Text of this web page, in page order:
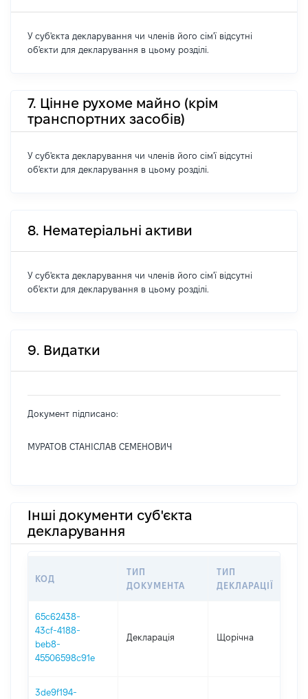
У суб'єкта декларування чи членів його сім'ї відсутні
об'єкти для декларування в цьому розділі.
7. Цінне рухоме майно (крім
транспортних засобів)
У суб'єкта декларування чи членів його сім'ї відсутні
об'єкти для декларування в цьому розділі.
8. Нематеріальні активи
У суб'єкта декларування чи членів його сім'ї відсутні
об'єкти для декларування в цьому розділі.
9. Видатки
Документ підписано:
МУРАТОВ СТАНІСЛАВ СЕМЕНОВИЧ
Інші документи суб'єкта
декларування
КОД
ТИП
ДОКУМЕНТА
ТИП
ДЕКЛАРАЦІЇ
65c62438-
43cf-4188-
beb8-
45506598c91e
Декларація Щорічна
3de9f194-